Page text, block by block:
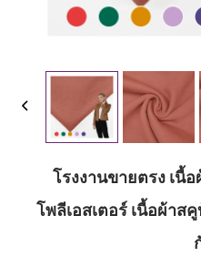
โรงงานขายตรง เนื้
โพลีเอสเตอร์ เนื้อผ้า